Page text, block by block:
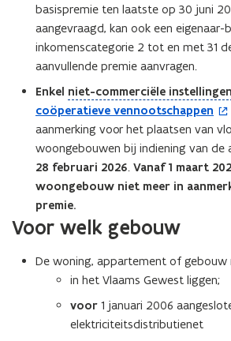
i
t
i
e
n
i
t
i
e
e
f
i
n
i
)
basispremie ten laatste op 30 juni
aangevraagd, kan ook een eigenaar-
inkomenscategorie 2 tot en met 31
aanvullende premie aanvragen.
Enkel niet-commerciële instellingen
(
o
p
e
n
d
e
f
n
t
coöperatieve vennootschappen
(
o
p
e
n
t
i
n
aanmerking voor het plaatsen van
woongebouwen bij indiening van de
28 februari 2026. Vanaf 1 maart
woongebouw niet meer in
premie.
Voor welk gebouw
De woning, appartement of gebouw
in het Vlaams Gewest liggen;
voor 1 januari 2006
elektriciteitsdistributienet